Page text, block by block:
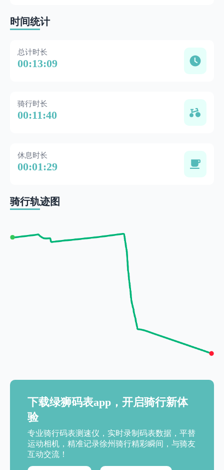
时间统计
总计时长
00:13:09
骑行时长
00:11:40
休息时长
00:01:29
骑行轨迹图
下载绿狮码表app，开启骑行新体
验
专业骑行码表测速仪，实时录制码表数据，平替
运动相机，精准记录徐州骑行精彩瞬间，与骑友
互动交流！